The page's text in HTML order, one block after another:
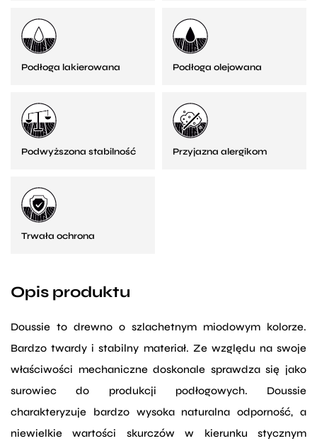
Podłoga lakierowana Podłoga olejowana
Podwyższona stabilność Przyjazna alergikom
Trwała ochrona
Opis produktu
Doussie to drewno o szlachetnym miodowym kolorze.
Bardzo twardy i stabilny materiał. Ze względu na swoje
właściwości mechaniczne doskonale sprawdza się jako
surowiec do produkcji podłogowych. Doussie
charakteryzuje bardzo wysoka naturalna odporność, a
niewielkie wartości skurczów w kierunku stycznym